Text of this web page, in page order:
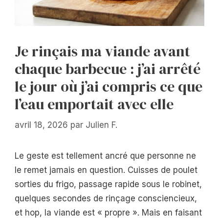
Je rinçais ma viande avant
chaque barbecue : j’ai arrêté
le jour où j’ai compris ce que
l’eau emportait avec elle
avril 18, 2026 par Julien F.
Le geste est tellement ancré que personne ne
le remet jamais en question. Cuisses de poulet
sorties du frigo, passage rapide sous le robinet,
quelques secondes de rinçage consciencieux,
et hop, la viande est « propre ». Mais en faisant